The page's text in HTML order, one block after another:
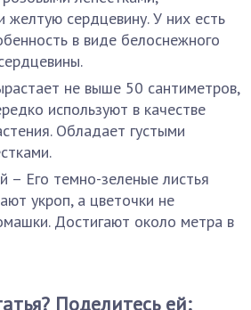
сердцевину. У них есть
в виде белоснежного
не выше 50 сантиметров,
используют в качестве
Обладает густыми
– Его темно-зеленые листья
укроп, а цветочки не
Достигают около метра в
Поделитесь ей: